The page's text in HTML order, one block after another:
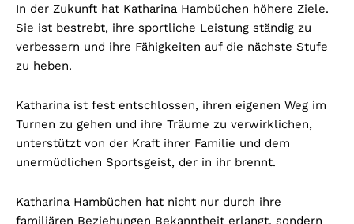
In der Zukunft hat Katharina Hambüchen höhere Ziele.
Sie ist bestrebt, ihre sportliche Leistung ständig zu
verbessern und ihre Fähigkeiten auf die nächste Stufe
zu heben.
Katharina ist fest entschlossen, ihren eigenen Weg im
Turnen zu gehen und ihre Träume zu verwirklichen,
unterstützt von der Kraft ihrer Familie und dem
unermüdlichen Sportsgeist, der in ihr brennt.
Katharina Hambüchen hat nicht nur durch ihre
familiären Beziehungen Bekanntheit erlangt, sondern